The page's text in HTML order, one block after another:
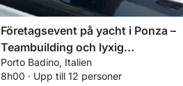
Företagsevent på yacht i Ponza –
Teambuilding och lyxig
avkoppling
Porto Badino, Italien
8h00 · Upp till 12 personer